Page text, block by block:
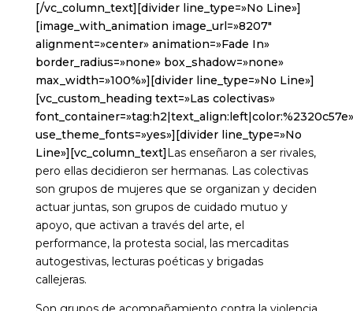
[/vc_column_text][divider line_type=»No Line»]
[image_with_animation image_url=»8207″
alignment=»center» animation=»Fade In»
border_radius=»none» box_shadow=»none»
max_width=»100%»][divider line_type=»No Line»]
[vc_custom_heading text=»Las colectivas»
font_container=»tag:h2|text_align:left|color:%2320c57e»
use_theme_fonts=»yes»][divider line_type=»No
Line»][vc_column_text] Las enseñaron a ser rivales,
pero ellas decidieron ser hermanas. Las colectivas
son grupos de mujeres que se organizan y deciden
actuar juntas, son grupos de cuidado mutuo y
apoyo, que activan a través del arte, el
performance, la protesta social, las mercaditas
autogestivas, lecturas poéticas y brigadas
callejeras.